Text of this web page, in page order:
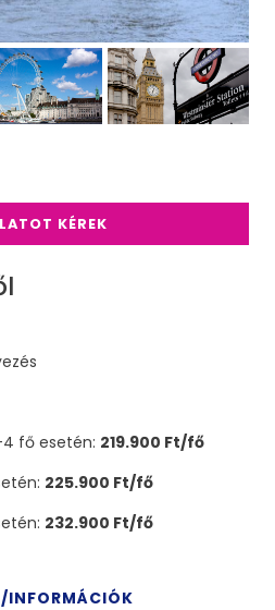
KÉREK
fő esetén: 219.900 Ft/fő
225.900 Ft/fő
232.900 Ft/fő
INFORMÁCIÓK